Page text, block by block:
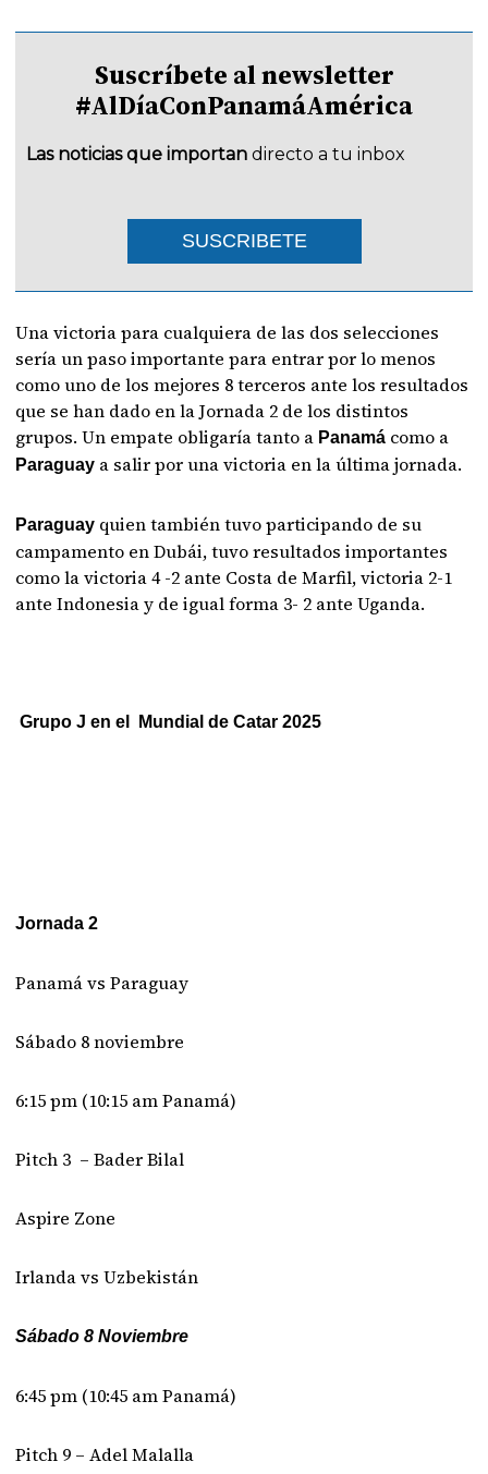
Suscríbete al newsletter
#AlDíaConPanamáAmérica
Las noticias que importan directo a tu inbox
SUSCRIBETE
Una victoria para cualquiera de las dos selecciones
sería un paso importante para entrar por lo menos
como uno de los mejores 8 terceros ante los resultados
que se han dado en la Jornada 2 de los distintos
grupos. Un empate obligaría tanto a Panamá como a
Paraguay a salir por una victoria en la última jornada.
Paraguay quien también tuvo participando de su
campamento en Dubái, tuvo resultados importantes
como la victoria 4 -2 ante Costa de Marfil, victoria 2-1
ante Indonesia y de igual forma 3- 2 ante Uganda.
Grupo J en el Mundial de Catar 2025
Jornada 2
Panamá vs Paraguay
Sábado 8 noviembre
6:15 pm (10:15 am Panamá)
Pitch 3 – Bader Bilal
Aspire Zone
Irlanda vs Uzbekistán
Sábado 8 Noviembre
6:45 pm (10:45 am Panamá)
Pitch 9 – Adel Malalla